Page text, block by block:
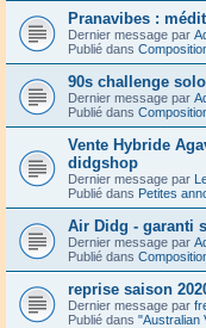
Pranavibes :
Dernier message par
Publié dans
90s challenge solo
Dernier message par
Publié dans
Vente Hybride
didgshop
Dernier message par
Publié dans Petites
Air Didg - garanti
Dernier message par
Publié dans
reprise saison
Dernier message par
Publié dans "Australian